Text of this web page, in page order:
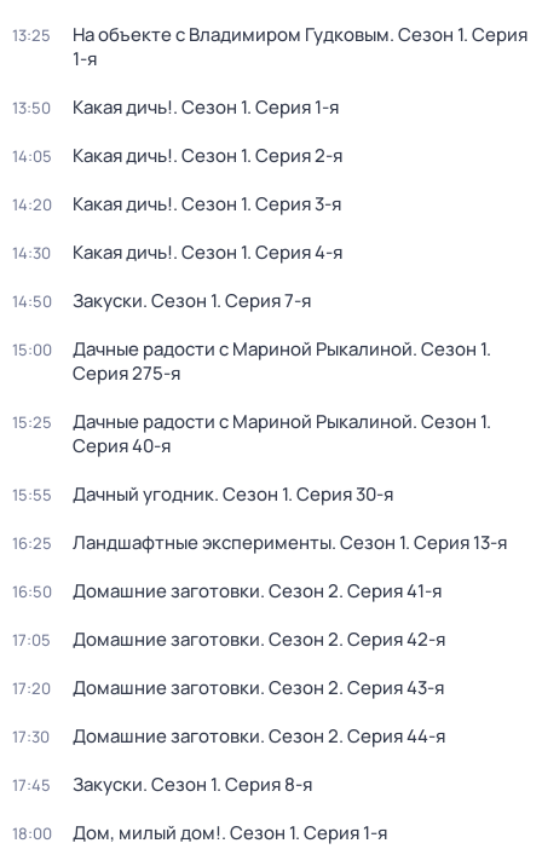
13:25 На объекте с Владимиром Гудковым. Сезон 1. Серия
1-я
13:50 Какая дичь!. Сезон 1. Серия 1-я
14:05 Какая дичь!. Сезон 1. Серия 2-я
14:20 Какая дичь!. Сезон 1. Серия 3-я
14:30 Какая дичь!. Сезон 1. Серия 4-я
14:50 Закуски. Сезон 1. Серия 7-я
15:00 Дачные радости с Мариной Рыкалиной. Сезон 1.
Серия 275-я
15:25 Дачные радости с Мариной Рыкалиной. Сезон 1.
Серия 40-я
15:55 Дачный угодник. Сезон 1. Серия 30-я
16:25 Ландшафтные эксперименты. Сезон 1. Серия 13-я
16:50 Домашние заготовки. Сезон 2. Серия 41-я
17:05 Домашние заготовки. Сезон 2. Серия 42-я
17:20 Домашние заготовки. Сезон 2. Серия 43-я
17:30 Домашние заготовки. Сезон 2. Серия 44-я
17:45 Закуски. Сезон 1. Серия 8-я
18:00 Дом, милый дом!. Сезон 1. Серия 1-я